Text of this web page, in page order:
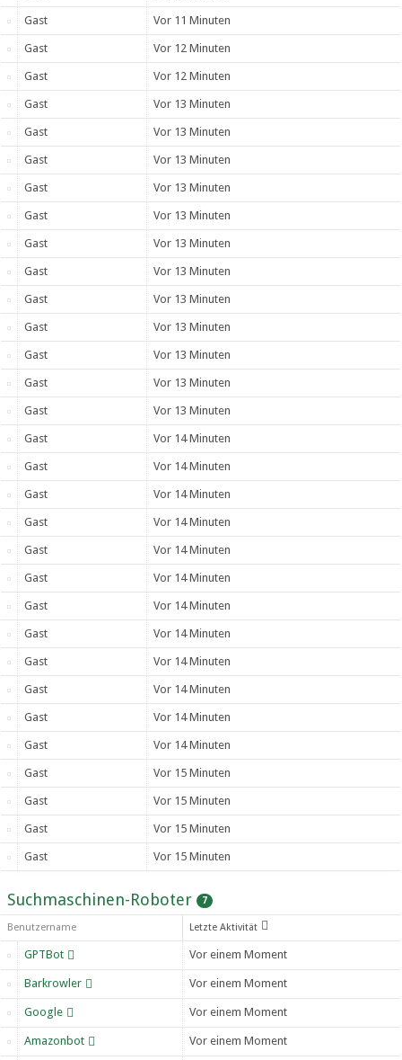
Gast Vor 11 Minuten
Gast Vor 12 Minuten
Gast Vor 12 Minuten
Gast Vor 13 Minuten
Gast Vor 13 Minuten
Gast Vor 13 Minuten
Gast Vor 13 Minuten
Gast Vor 13 Minuten
Gast Vor 13 Minuten
Gast Vor 13 Minuten
Gast Vor 13 Minuten
Gast Vor 13 Minuten
Gast Vor 13 Minuten
Gast Vor 13 Minuten
Gast Vor 13 Minuten
Gast Vor 14 Minuten
Gast Vor 14 Minuten
Gast Vor 14 Minuten
Gast Vor 14 Minuten
Gast Vor 14 Minuten
Gast Vor 14 Minuten
Gast Vor 14 Minuten
Gast Vor 14 Minuten
Gast Vor 14 Minuten
Gast Vor 14 Minuten
Gast Vor 14 Minuten
Gast Vor 14 Minuten
Gast Vor 15 Minuten
Gast Vor 15 Minuten
Gast Vor 15 Minuten
Gast Vor 15 Minuten
Suchmaschinen-Roboter 7
Benutzername Letzte Aktivität
GPTBot Vor einem Moment
Barkrowler Vor einem Moment
Google Vor einem Moment
Amazonbot Vor einem Moment